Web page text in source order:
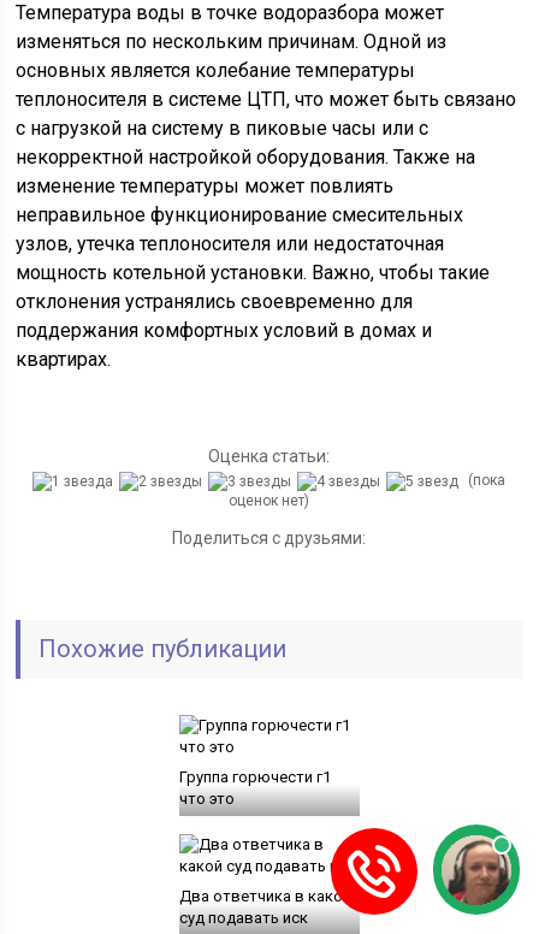
Температура воды в точке водоразбора может
изменяться по нескольким причинам. Одной из
основных является колебание температуры
теплоносителя в системе ЦТП, что может быть связано
с нагрузкой на систему в пиковые часы или с
некорректной настройкой оборудования. Также на
изменение температуры может повлиять
неправильное функционирование смесительных
узлов, утечка теплоносителя или недостаточная
мощность котельной установки. Важно, чтобы такие
отклонения устранялись своевременно для
поддержания комфортных условий в домах и
квартирах.
Оценка статьи:
(пока
оценок нет)
Поделиться с друзьями:
Похожие публикации
Группа горючести г1
что это
Два ответчика в какой
суд подавать иск